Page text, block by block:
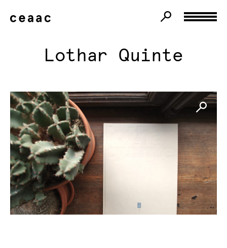
Lothar Quinte